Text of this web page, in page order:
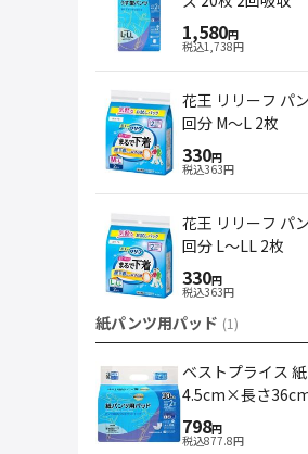
1,580円
税込1,738円
花王 リリーフ パ
回分 M～L 2枚
330円
税込363円
花王 リリーフ パ
回分 L～LL 2枚
330円
税込363円
紙パンツ用パッド (1)
ベストプライス
4.5cm×長さ
798円
税込877.8円